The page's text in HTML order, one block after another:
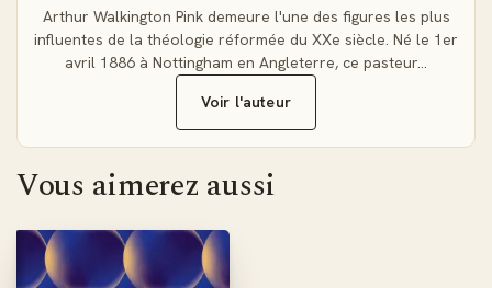
divine.
Une théologie accessible et enrichissante
abstraites. Il vous guide vers une compréhension vivante qui
nourrit votre foi quotidienne. L'auteur explique pourquoi
chaque attribut divin mérite notre contemplation et comment
Créateur.
Arthur Walkington Pink demeure l'une des figures les plus
influentes de la théologie réformée du XXe siècle. Né le 1er
avril 1886 à Nottingham en Angleterre, ce pasteur…
Voir l'auteur
Vous aimerez aussi